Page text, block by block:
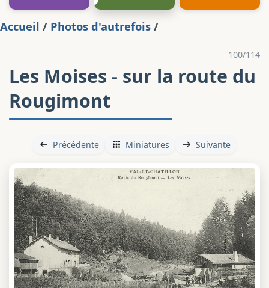
Accueil / Photos d'autrefois /
100/114
Les Moises - sur la route du
Rougimont
Précédente Miniatures Suivante